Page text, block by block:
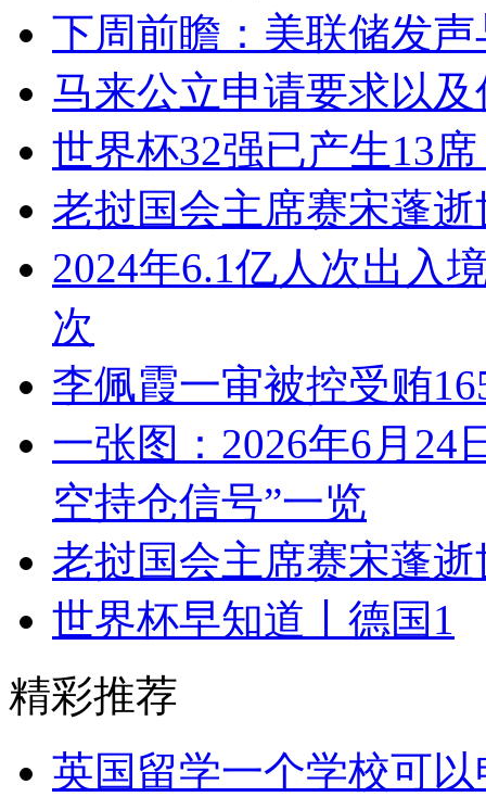
下周前瞻：美联储发
马来公立申请要求以
世界杯32强已产生13
老挝国会主席赛宋蓬逝
2024年6.1亿人次出入
次
李佩霞一审被控受贿
一张图：2026年6月24
空持仓信号”一览
老挝国会主席赛宋蓬逝
世界杯早知道丨德国1
精彩推荐
英国留学一个学校可